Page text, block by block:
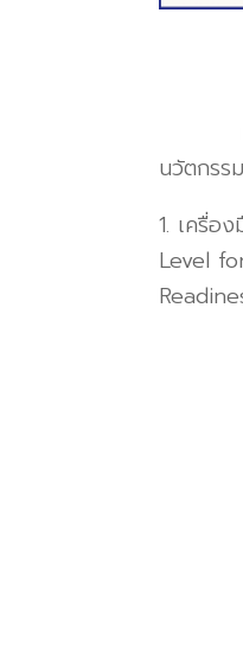
ทางส
นวัตกรร
1. เครื่อ
Level